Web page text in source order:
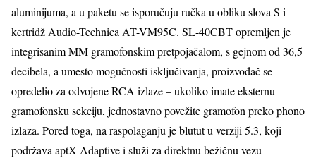
aluminijuma, a u paketu se isporučuju ručka u obliku slova S i
kertridž Audio-Technica AT-VM95C. SL-40CBT opremljen je
integrisanim MM gramofonskim pretpojačalom, s gejnom od 36,5
decibela, a umesto mogućnosti isključivanja, proizvođač se
opredelio za odvojene RCA izlaze – ukoliko imate eksternu
gramofonsku sekciju, jednostavno povežite gramofon preko phono
izlaza. Pored toga, na raspolaganju je blutut u verziji 5.3, koji
podržava aptX Adaptive i služi za direktnu bežičnu vezu